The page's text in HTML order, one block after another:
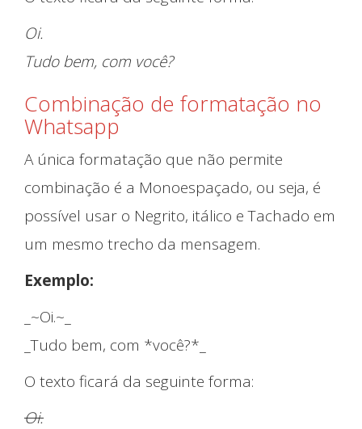
Oi.
Tudo bem, com você?
Combinação de formatação no
Whatsapp
A única formatação que não permite
combinação é a Monoespaçado, ou seja, é
possível usar o Negrito, itálico e Tachado em
um mesmo trecho da mensagem.
Exemplo:
_~Oi.~_
_Tudo bem, com *você?*_
O texto ficará da seguinte forma:
Oi.